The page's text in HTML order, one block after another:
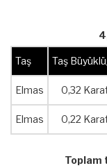
Taş Taş
Elmas 0,32
Elmas 0,22
Toplam